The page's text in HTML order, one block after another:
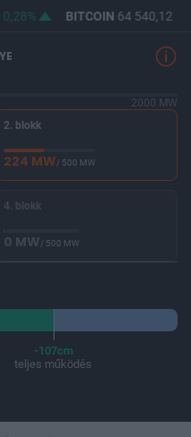
0,28% BITCOIN64 540,12
2000 MW
2. blokk
224 MW/ 500 MW
4. blokk
0 MW/ 500 MW
-107cm
teljes működés